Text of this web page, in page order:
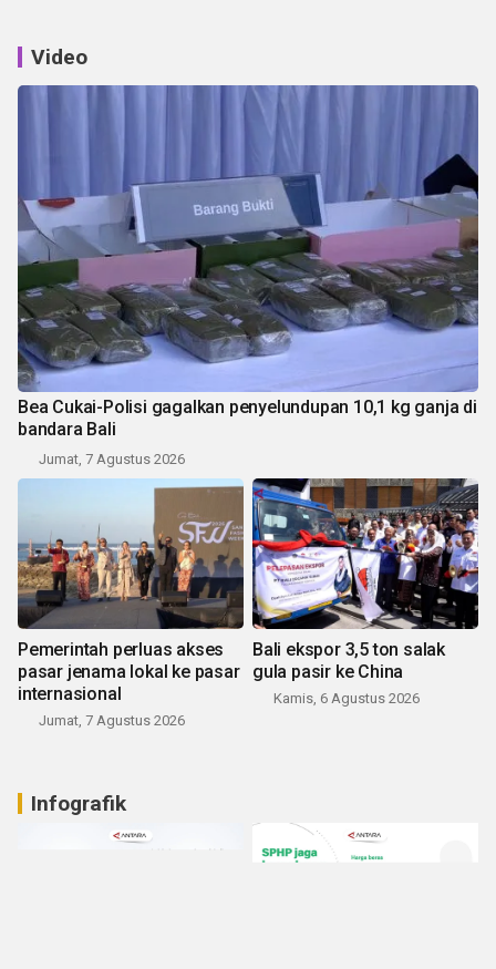
Video
Bea Cukai-Polisi gagalkan penyelundupan 10,1 kg ganja di
bandara Bali
Jumat, 7 Agustus 2026
Pemerintah perluas akses
pasar jenama lokal ke pasar
internasional
Jumat, 7 Agustus 2026
Bali ekspor 3,5 ton salak
gula pasir ke China
Kamis, 6 Agustus 2026
Infografik